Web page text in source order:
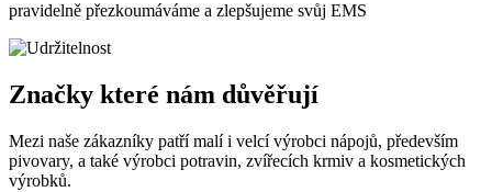
pravidelně přezkoumáváme a zlepšujeme svůj EMS
Značky které nám důvěřují
Mezi naše zákazníky patří malí i velcí výrobci nápojů, především
pivovary, a také výrobci potravin, zvířecích krmiv a kosmetických
výrobků.